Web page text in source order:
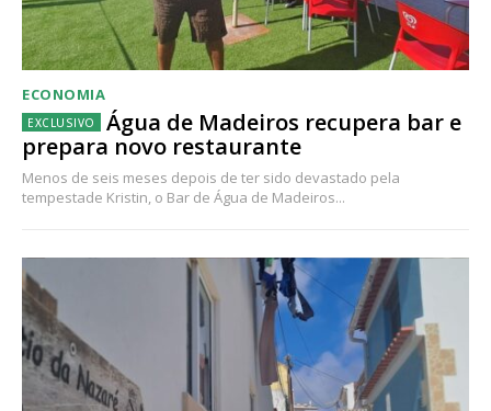
ECONOMIA
Água de Madeiros recupera bar e
prepara novo restaurante
Menos de seis meses depois de ter sido devastado pela
tempestade Kristin, o Bar de Água de Madeiros...